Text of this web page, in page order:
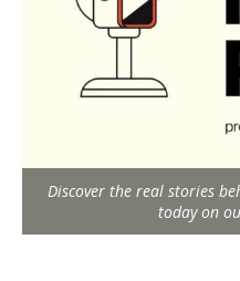
Discover the real stories
today on